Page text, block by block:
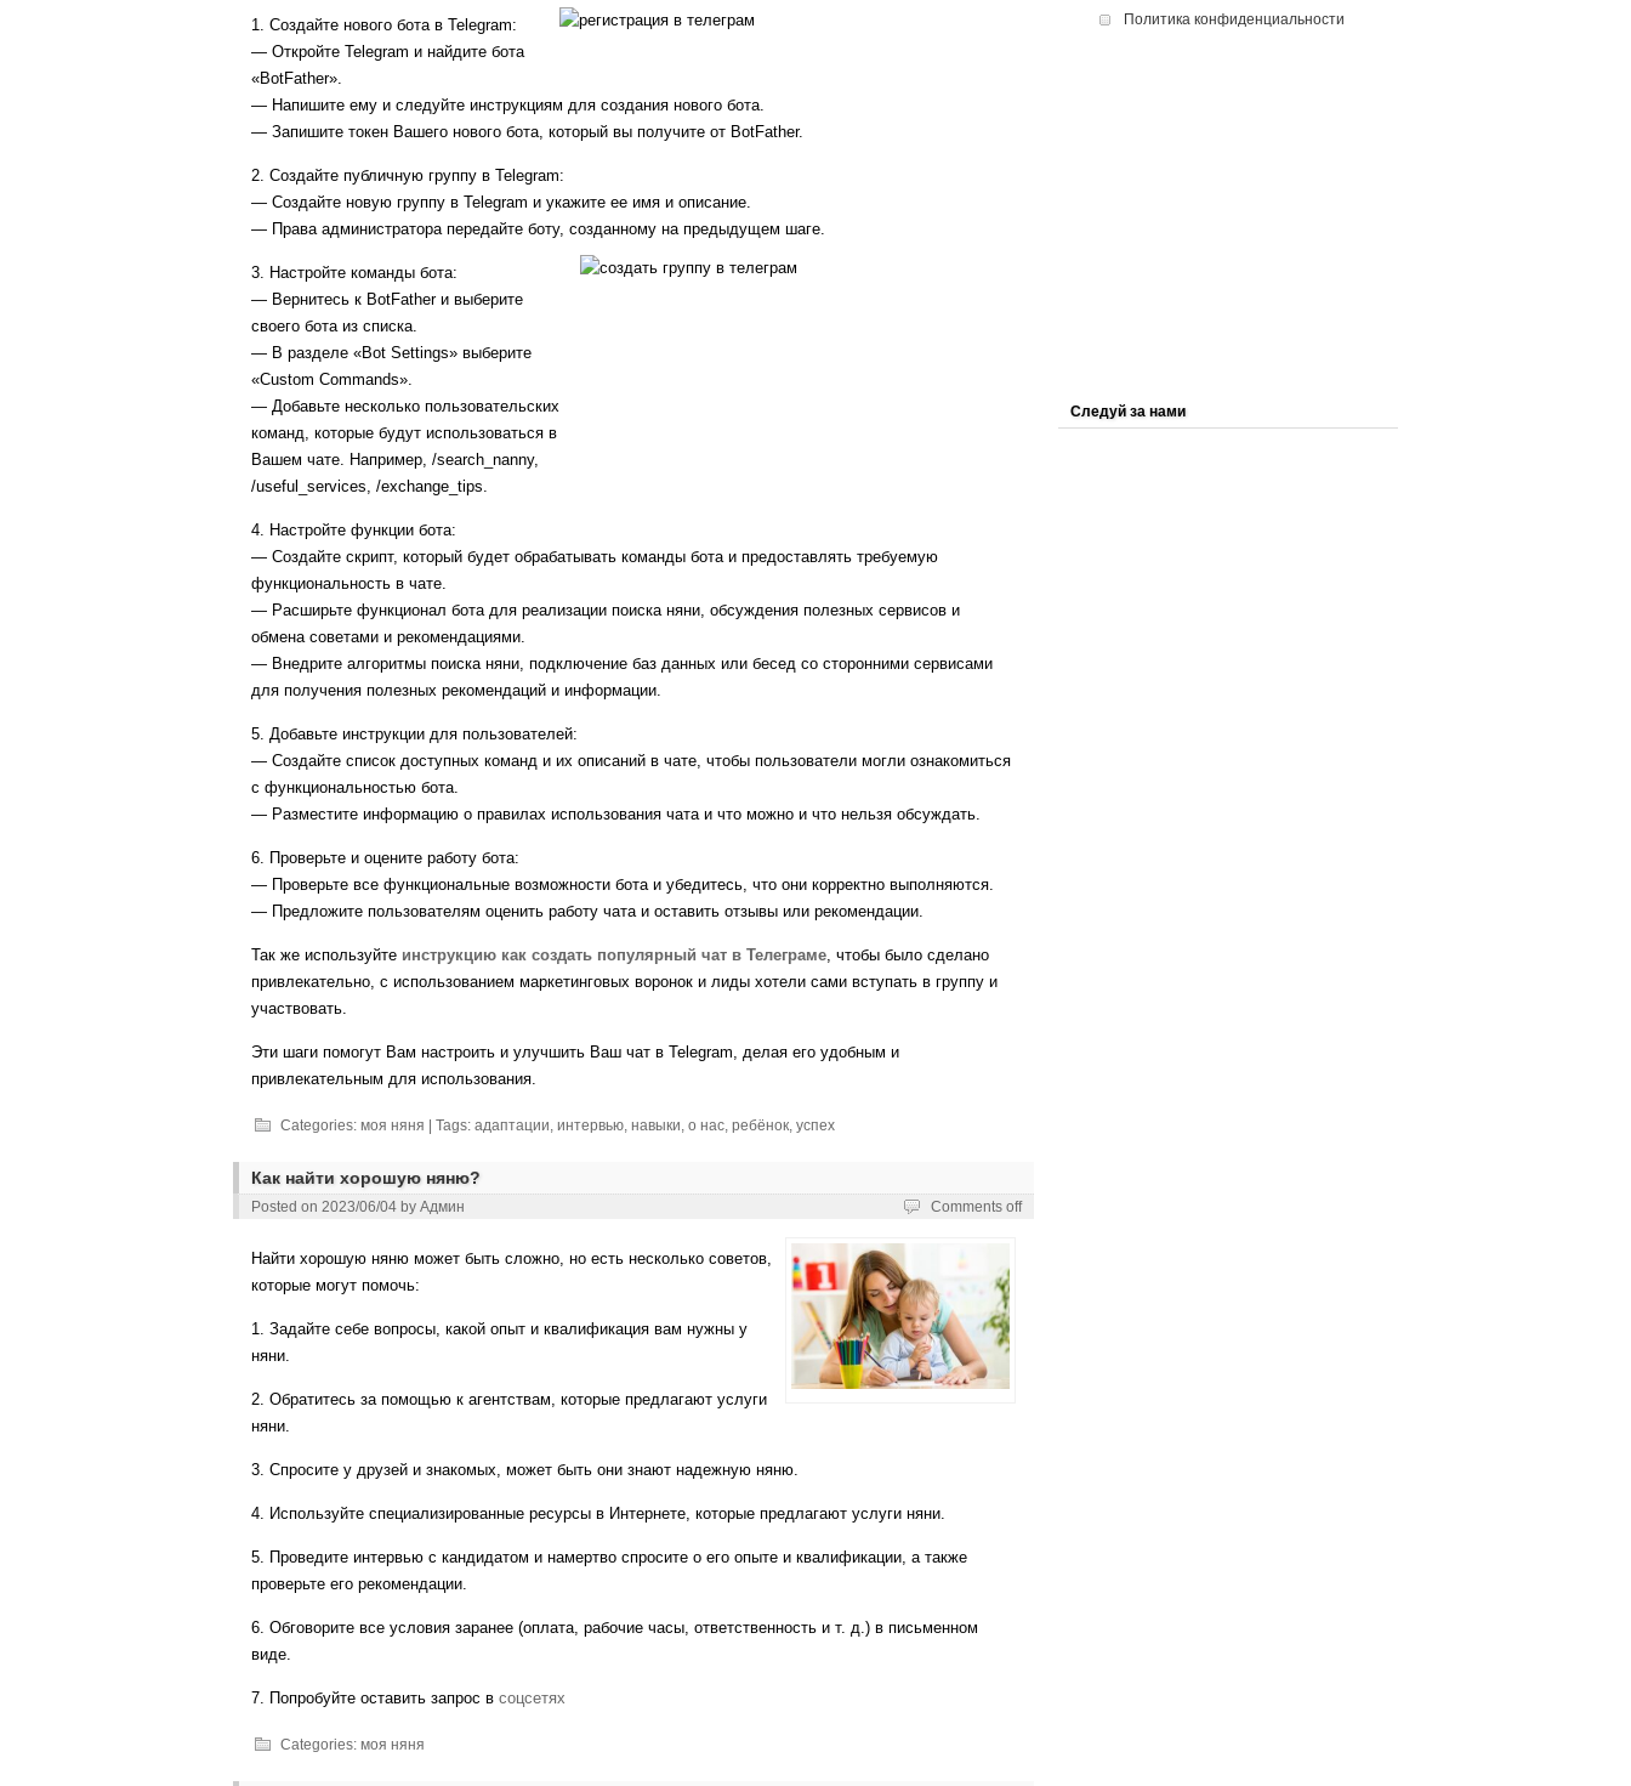
1. Создайте нового бота в Telegram:
— Откройте Telegram и найдите бота
«BotFather».
— Напишите ему и следуйте инструкциям для создания нового бота.
— Запишите токен Вашего нового бота, который вы получите от BotFather.
2. Создайте публичную группу в Telegram:
— Создайте новую группу в Telegram и укажите ее имя и описание.
— Права администратора передайте боту, созданному на предыдущем шаге.
3. Настройте команды бота:
— Вернитесь к BotFather и выберите
своего бота из списка.
— В разделе «Bot Settings» выберите
«Custom Commands».
— Добавьте несколько пользовательских
команд, которые будут использоваться в
Вашем чате. Например, /search_nanny,
/useful_services, /exchange_tips.
4. Настройте функции бота:
— Создайте скрипт, который будет обрабатывать команды бота и предоставлять требуемую
функциональность в чате.
— Расширьте функционал бота для реализации поиска няни, обсуждения полезных сервисов и
обмена советами и рекомендациями.
— Внедрите алгоритмы поиска няни, подключение баз данных или бесед со сторонними сервисами
для получения полезных рекомендаций и информации.
5. Добавьте инструкции для пользователей:
— Создайте список доступных команд и их описаний в чате, чтобы пользователи могли ознакомиться
с функциональностью бота.
— Разместите информацию о правилах использования чата и что можно и что нельзя обсуждать.
6. Проверьте и оцените работу бота:
— Проверьте все функциональные возможности бота и убедитесь, что они корректно выполняются.
— Предложите пользователям оценить работу чата и оставить отзывы или рекомендации.
Так же используйте инструкцию как создать популярный чат в Телеграме , чтобы было сделано
привлекательно, с использованием маркетинговых воронок и лиды хотели сами вступать в группу и
участвовать.
Эти шаги помогут Вам настроить и улучшить Ваш чат в Telegram, делая его удобным и
привлекательным для использования.
Categories: моя няня | Tags: адаптации интервью навыки о нас ребёнок успех
Как найти хорошую няню?
Posted on 2023/06/04 by Админ Comments off
Найти хорошую няню может быть сложно, но есть несколько советов,
которые могут помочь:
1. Задайте себе вопросы, какой опыт и квалификация вам нужны у
няни.
2. Обратитесь за помощью к агентствам, которые предлагают услуги
няни.
3. Спросите у друзей и знакомых, может быть они знают надежную няню.
4. Используйте специализированные ресурсы в Интернете, которые предлагают услуги няни.
5. Проведите интервью с кандидатом и намертво спросите о его опыте и квалификации, а также
проверьте его рекомендации.
6. Обговорите все условия заранее (оплата, рабочие часы, ответственность и т. д.) в письменном
виде.
7. Попробуйте оставить запрос в соцсетях
Categories: моя няня
Политика конфиденциальности
Следуй за нами